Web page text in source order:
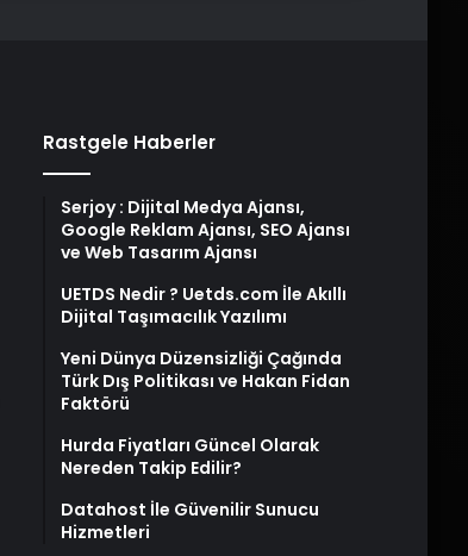
Rastgele Haberler
Serjoy : Dijital Medya Ajansı,
Google Reklam Ajansı, SEO Ajansı
ve Web Tasarım Ajansı
UETDS Nedir ? Uetds.com İle Akıllı
Dijital Taşımacılık Yazılımı
Yeni Dünya Düzensizliği Çağında
Türk Dış Politikası ve Hakan Fidan
Faktörü
Hurda Fiyatları Güncel Olarak
Nereden Takip Edilir?
Datahost İle Güvenilir Sunucu
Hizmetleri